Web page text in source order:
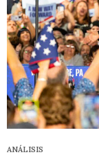
ANÁLISIS